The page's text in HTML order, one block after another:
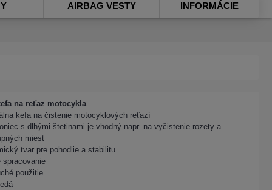
AIRBAG VESTY INFORMÁCIE
na reťaz motocykla
kefa na čistenie motocyklových reťazí
s dlhými štetinami je vhodný napr. na vyčistenie rozety a
miest
tvar pre pohodlie a stabilitu
spracovanie
použitie